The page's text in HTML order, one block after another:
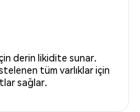
derin likidite sunar.
tüm varlıklar için
sağlar.